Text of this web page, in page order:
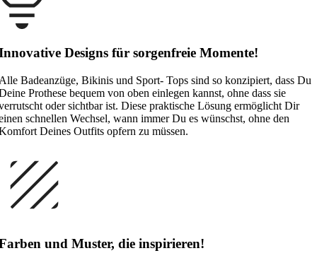
Designs für sorgenfreie Momente!
Badeanzüge, Bikinis und Sport- Tops sind so konzipiert, dass Du
Prothese bequem von oben einlegen kannst, ohne dass sie
oder sichtbar ist. Diese praktische Lösung ermöglicht Dir
schnellen Wechsel, wann immer Du es wünschst, ohne den
Deines Outfits opfern zu müssen.
und Muster, die inspirieren!